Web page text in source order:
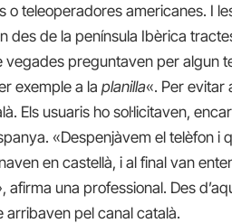
teleoperadores americanes. I
des de la península Ibèrica
vegades preguntaven per algun
exemple a laplanilla«. Per evitar
Els usuaris ho sol·licitaven,
«Despenjàvem el telèfon i
en castellà, i al final van
afirma una professional. Des
arribaven pel canal català.